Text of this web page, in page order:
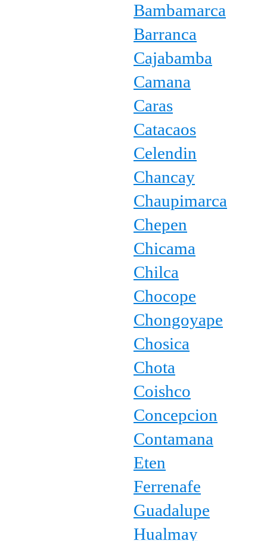
Bambamarca
Barranca
Cajabamba
Camana
Caras
Catacaos
Celendin
Chancay
Chaupimarca
Chepen
Chicama
Chilca
Chocope
Chongoyape
Chosica
Chota
Coishco
Concepcion
Contamana
Eten
Ferrenafe
Guadalupe
Hualmay